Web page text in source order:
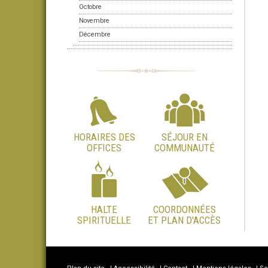
Octobre
Novembre
Décembre
HORAIRES DES
OFFICES
SÉJOUR EN
COMMUNAUTÉ
HALTE
SPIRITUELLE
COORDONNÉES
ET PLAN D'ACCÈS